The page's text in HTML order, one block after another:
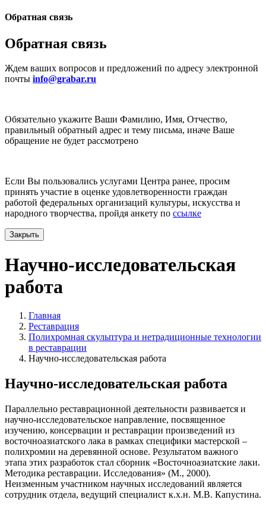
Обратная связь
Обратная связь
Ждем ваших вопросов и предложений по адресу электронной
почты info@grabar.ru
Обязательно укажите Ваши Фамилию, Имя, Отчество,
правильный обратный адрес и тему письма, иначе Ваше
обращение не будет рассмотрено
Если Вы пользовались услугами Центра ранее, просим
принять участие в оценке удовлетворенности граждан
работой федеральных организаций культуры, искусства и
народного творчества, пройдя анкету по ссылке
Закрыть
Научно-исследовательская
работа
Главная
Реставрация
Полихромная скульптура и нетрадиционные технологии
в реставрации
Научно-исследовательская работа
Научно-исследовательская работа
Параллельно реставрационной деятельности развивается и
научно-исследовательское направление, посвященное
изучению, консервации и реставрации произведений из
восточноазиатского лака в рамках специфики мастерской –
полихромии на деревянной основе. Результатом важного
этапа этих разработок стал сборник «Восточноазиатские лаки.
Методика реставрации. Исследования» (М., 2000).
Неизменным участником научных исследований является
сотрудник отдела, ведущий специалист к.х.н. М.В. Капустина.